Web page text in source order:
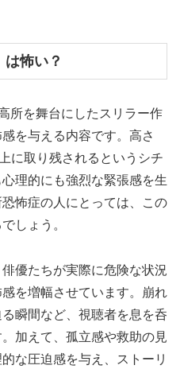
怖い？
所を舞台にしたスリラー作
を与える内容です。高さ
に取り残されるというシチ
理的にも強烈な緊張感を生
怖症の人にとっては、この
しょう。
優たちが実際に危険な状況
を増幅させています。崩れ
瞬間など、視聴者を息を呑
加えて、孤立感や救助の見
な圧迫感を与え、ストーリ